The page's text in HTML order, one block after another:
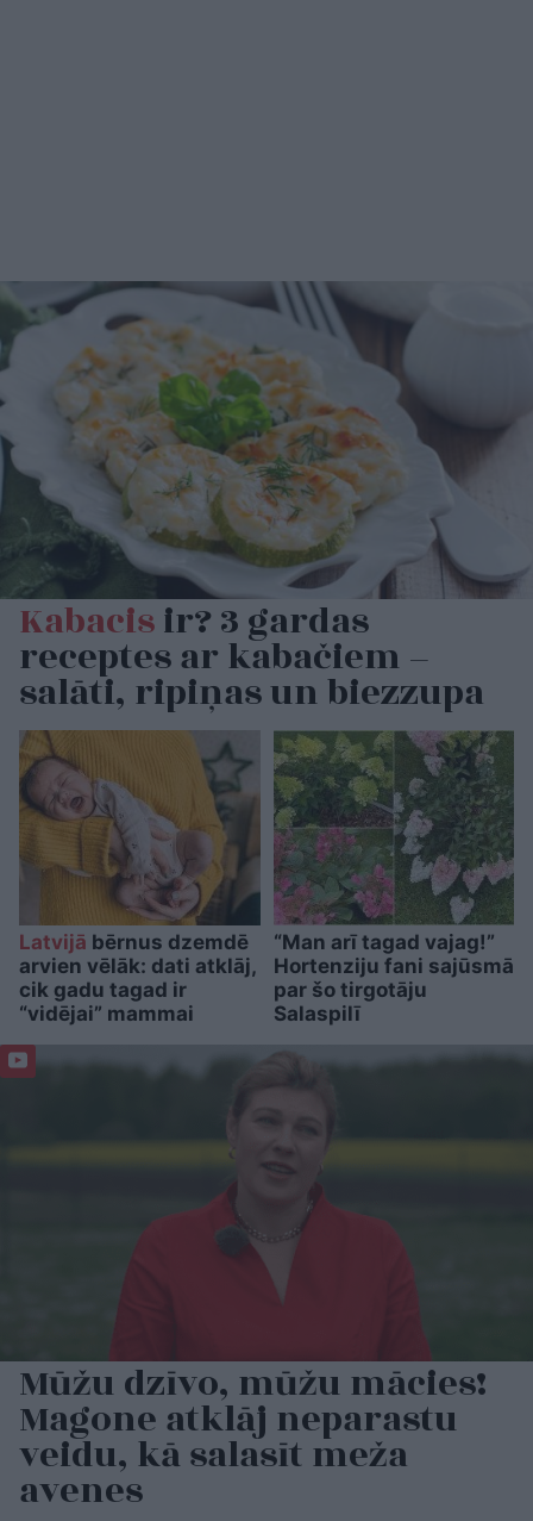
Kabacisir? 3 gardas
receptes ar kabačiem –
salāti, ripiņas un biezzupa
Latvijā bērnus dzemdē
arvien vēlāk: dati atklāj,
cik gadu tagad ir
“vidējai” mammai
“Man arī tagad vajag!”
Hortenziju fani sajūsmā
par šo tirgotāju
Salaspilī
Mūžu dzīvo, mūžu mācies!
Magone atklāj neparastu
veidu, kā salasīt meža
avenes